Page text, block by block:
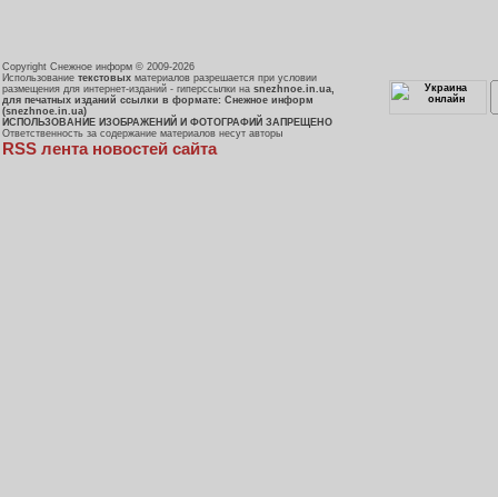
Copyright Снежное информ © 2009-2026
Использование текстовых материалов разрешается при условии
размещения для интернет-изданий - гиперссылки на snezhnoe.in.ua,
для печатных изданий ссылки в формате: Снежное информ
(snezhnoe.in.ua)
ИСПОЛЬЗОВАНИЕ ИЗОБРАЖЕНИЙ И ФОТОГРАФИЙ ЗАПРЕЩЕНО
Ответственность за содержание материалов несут авторы
RSS лента новостей сайта